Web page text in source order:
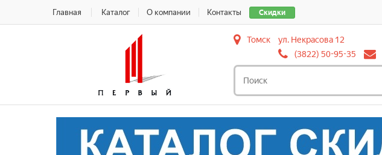
Скидки
Главная Каталог О компании Контакты
Томск
ул. Некрасова 12
(3822) 50-95-35